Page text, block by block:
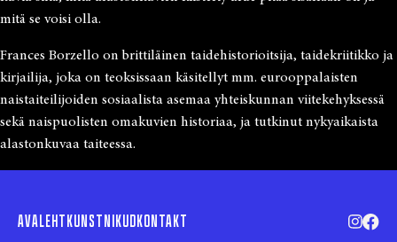
mitä se voisi olla.
Frances Borzello on brittiläinen taidehistorioitsija, taidekriitikko ja
kirjailija, joka on teoksissaan käsitellyt mm. eurooppalaisten
naistaiteilijoiden sosiaalista asemaa yhteiskunnan viitekehyksessä
sekä naispuolisten omakuvien historiaa, ja tutkinut nykyaikaista
alastonkuvaa taiteessa.
AVALEHTKUNSTNIKUDKONTAKT